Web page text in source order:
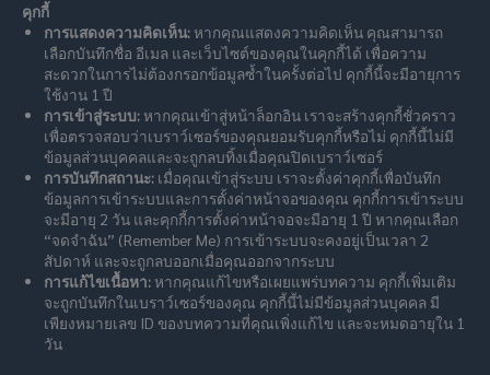
คุกกี้
การแสดงความคิดเห็น:หากคุณแสดงความคิดเห็น คุณสามารถ
เลือกบันทึกชื่อ อีเมล และเว็บไซต์ของคุณในคุกกี้ได้ เพื่อความ
สะดวกในการไม่ต้องกรอกข้อมูลซ้ำในครั้งต่อไป คุกกี้นี้จะมีอายุการ
ใช้งาน 1 ปี
การเข้าสู่ระบบ:หากคุณเข้าสู่หน้าล็อกอิน เราจะสร้างคุกกี้ชั่วคราว
เพื่อตรวจสอบว่าเบราว์เซอร์ของคุณยอมรับคุกกี้หรือไม่ คุกกี้นี้ไม่มี
ข้อมูลส่วนบุคคลและจะถูกลบทิ้งเมื่อคุณปิดเบราว์เซอร์
การบันทึกสถานะ: เมื่อคุณเข้าสู่ระบบ เราจะตั้งค่าคุกกี้เพื่อบันทึก
ข้อมูลการเข้าระบบและการตั้งค่าหน้าจอของคุณ คุกกี้การเข้าระบบ
จะมีอายุ 2 วัน และคุกกี้การตั้งค่าหน้าจอจะมีอายุ 1 ปี หากคุณเลือก
“จดจำฉัน” (Remember Me) การเข้าระบบจะคงอยู่เป็นเวลา 2
สัปดาห์ และจะถูกลบออกเมื่อคุณออกจากระบบ
การแก้ไขเนื้อหา:หากคุณแก้ไขหรือเผยแพร่บทความ คุกกี้เพิ่มเติม
จะถูกบันทึกในเบราว์เซอร์ของคุณ คุกกี้นี้ไม่มีข้อมูลส่วนบุคคล มี
เพียงหมายเลข ID ของบทความที่คุณเพิ่งแก้ไข และจะหมดอายุใน 1
วัน